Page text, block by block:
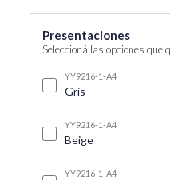
Presentaciones
Seleccioná las opciones que
YY9216-1-A4
Gris
YY9216-1-A4
Beige
YY9216-1-A4